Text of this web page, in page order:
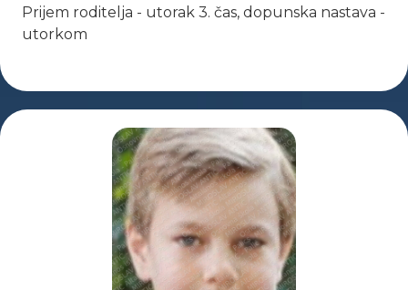
Prijem roditelja - utorak 3. čas, dopunska nastava -
utorkom